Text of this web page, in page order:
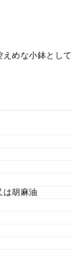
めな小鉢とし
は胡麻油